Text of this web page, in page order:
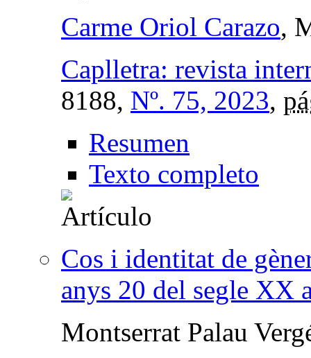
Carme Oriol Carazo,
Caplletra: revista
8188, Nº. 75, 2023,
Resumen
Texto completo
Cos i identitat de
anys 20 del segle XX
Montserrat Palau